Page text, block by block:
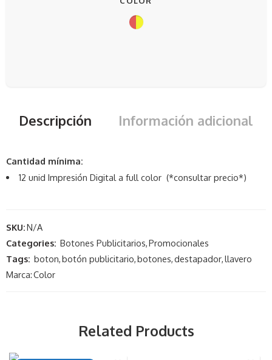
Descripción Información adicional
Cantidad mínima:
12 unid Impresión Digital a full color (*consultar precio*)
SKU:N/A
Categories: Botones Publicitarios,Promocionales
Tags: boton,botón publicitario,botones,destapador,llavero
Marca:Color
Related Products